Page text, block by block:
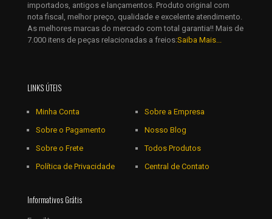
importados, antigos e lançamentos. Produto original com
nota fiscal, melhor preço, qualidade e excelente atendimento.
As melhores marcas do mercado com total garantia!! Mais de
7.000 itens de peças relacionadas a freios:Saiba Mais...
LINKS ÚTEIS
Minha Conta
Sobre o Pagamento
Sobre o Frete
Política de Privacidade
Sobre a Empresa
Nosso Blog
Todos Produtos
Central de Contato
Informativos Grátis